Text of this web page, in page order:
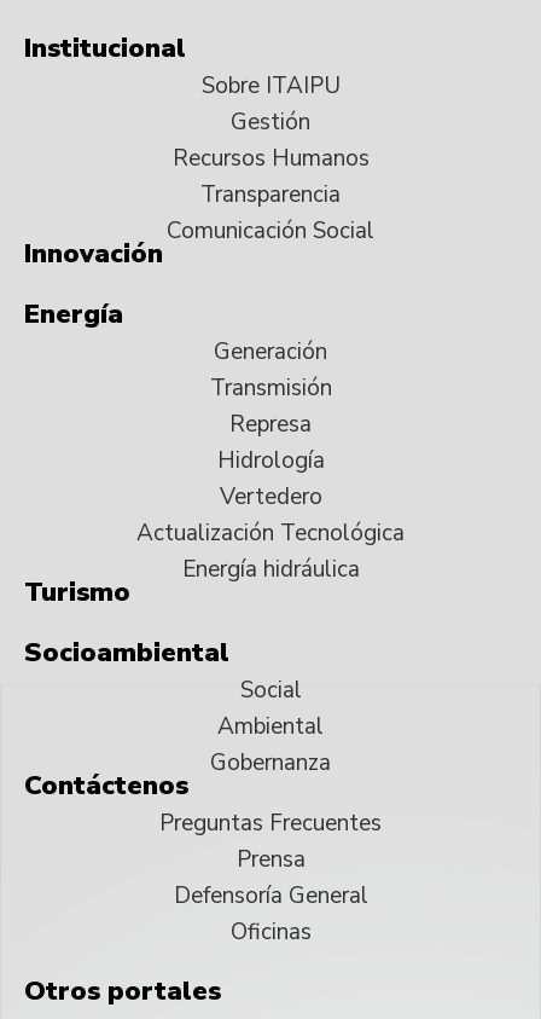
Institucional
Sobre ITAIPU
Gestión
Recursos Humanos
Transparencia
Comunicación Social
Innovación
Energía
Generación
Transmisión
Represa
Hidrología
Vertedero
Actualización Tecnológica
Energía hidráulica
Turismo
Socioambiental
Social
Ambiental
Gobernanza
Contáctenos
Preguntas Frecuentes
Prensa
Defensoría General
Oficinas
Otros portales